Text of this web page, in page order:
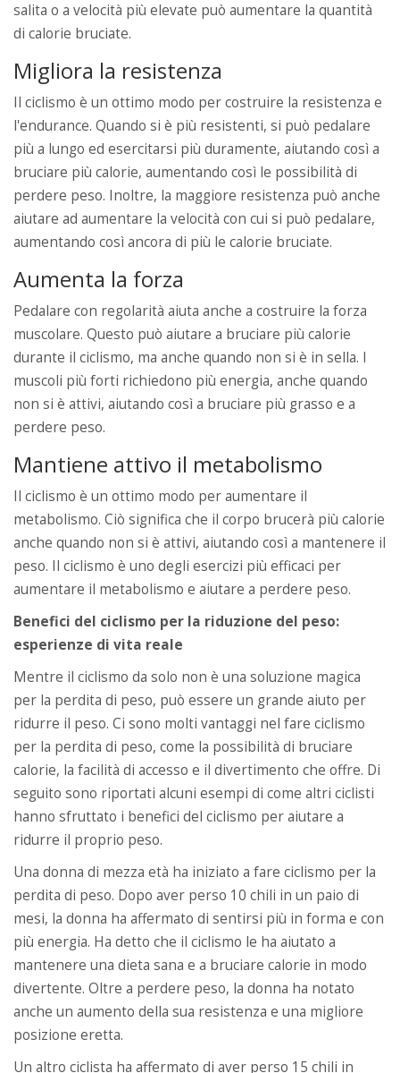
salita o a velocità più elevate può aumentare la quantità
di calorie bruciate.
Migliora la resistenza
Il ciclismo è un ottimo modo per costruire la resistenza e
l'endurance. Quando si è più resistenti, si può pedalare
più a lungo ed esercitarsi più duramente, aiutando così a
bruciare più calorie, aumentando così le possibilità di
perdere peso. Inoltre, la maggiore resistenza può anche
aiutare ad aumentare la velocità con cui si può pedalare,
aumentando così ancora di più le calorie bruciate.
Aumenta la forza
Pedalare con regolarità aiuta anche a costruire la forza
muscolare. Questo può aiutare a bruciare più calorie
durante il ciclismo, ma anche quando non si è in sella. I
muscoli più forti richiedono più energia, anche quando
non si è attivi, aiutando così a bruciare più grasso e a
perdere peso.
Mantiene attivo il metabolismo
Il ciclismo è un ottimo modo per aumentare il
metabolismo. Ciò significa che il corpo brucerà più calorie
anche quando non si è attivi, aiutando così a mantenere il
peso. Il ciclismo è uno degli esercizi più efficaci per
aumentare il metabolismo e aiutare a perdere peso.
Benefici del ciclismo per la riduzione del peso:
esperienze di vita reale
Mentre il ciclismo da solo non è una soluzione magica
per la perdita di peso, può essere un grande aiuto per
ridurre il peso. Ci sono molti vantaggi nel fare ciclismo
per la perdita di peso, come la possibilità di bruciare
calorie, la facilità di accesso e il divertimento che offre. Di
seguito sono riportati alcuni esempi di come altri ciclisti
hanno sfruttato i benefici del ciclismo per aiutare a
ridurre il proprio peso.
Una donna di mezza età ha iniziato a fare ciclismo per la
perdita di peso. Dopo aver perso 10 chili in un paio di
mesi, la donna ha affermato di sentirsi più in forma e con
più energia. Ha detto che il ciclismo le ha aiutato a
mantenere una dieta sana e a bruciare calorie in modo
divertente. Oltre a perdere peso, la donna ha notato
anche un aumento della sua resistenza e una migliore
posizione eretta.
Un altro ciclista ha affermato di aver perso 15 chili in